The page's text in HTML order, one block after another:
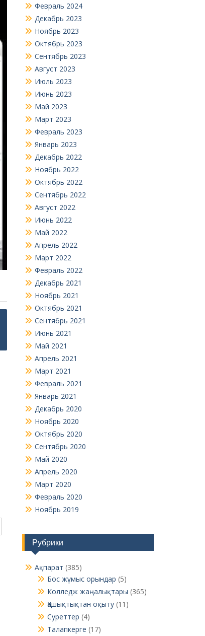
Февраль 2024
Декабрь 2023
Ноябрь 2023
Октябрь 2023
Сентябрь 2023
Август 2023
Июль 2023
Июнь 2023
Май 2023
Март 2023
Февраль 2023
Январь 2023
Декабрь 2022
Ноябрь 2022
Октябрь 2022
Сентябрь 2022
Август 2022
Июнь 2022
Май 2022
Апрель 2022
Март 2022
Февраль 2022
Декабрь 2021
Ноябрь 2021
Октябрь 2021
Сентябрь 2021
Июнь 2021
Май 2021
Апрель 2021
Март 2021
Февраль 2021
Январь 2021
Декабрь 2020
Ноябрь 2020
Октябрь 2020
Сентябрь 2020
Май 2020
Апрель 2020
Март 2020
Февраль 2020
Ноябрь 2019
Рубрики
Ақпарат (385)
Бос жұмыс орындар (5)
Колледж жаңалықтары (365)
Қашықтықтан оқыту(11)
Суреттер (4)
Талапкерге (17)